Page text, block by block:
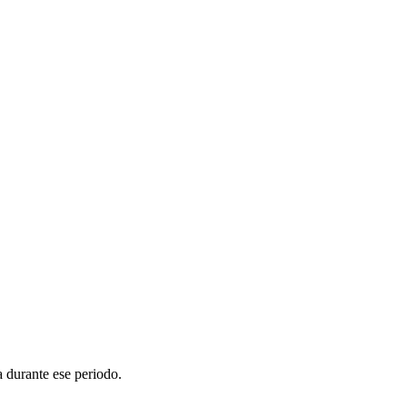
ese periodo.